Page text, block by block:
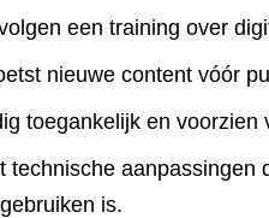
een training over
nieuwe content vóór
toegankelijk en
technische
is.